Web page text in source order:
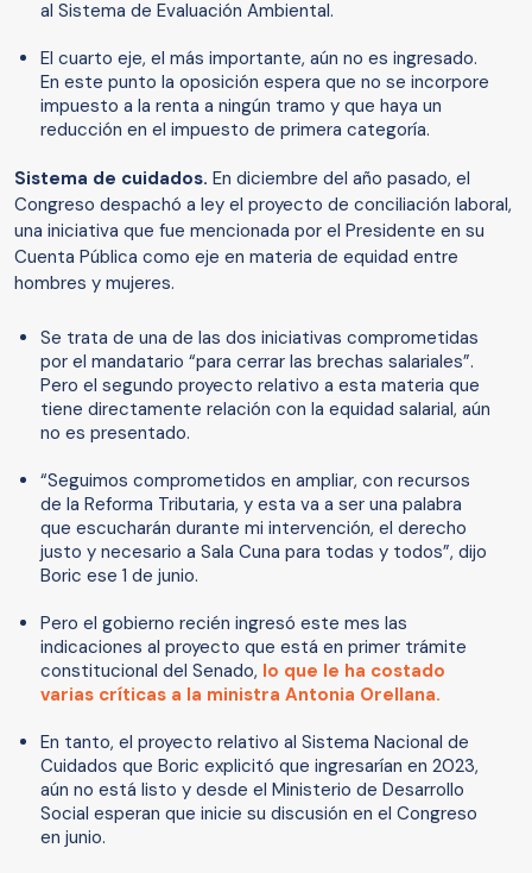
al Sistema de Evaluación Ambiental.
El cuarto eje, el más importante, aún no es ingresado.
En este punto la oposición espera que no se incorpore
impuesto a la renta a ningún tramo y que haya un
reducción en el impuesto de primera categoría.
Sistema de cuidados. En diciembre del año pasado, el
Congreso despachó a ley el proyecto de conciliación laboral,
una iniciativa que fue mencionada por el Presidente en su
Cuenta Pública como eje en materia de equidad entre
hombres y mujeres.
Se trata de una de las dos iniciativas comprometidas
por el mandatario “para cerrar las brechas salariales”.
Pero el segundo proyecto relativo a esta materia que
tiene directamente relación con la equidad salarial, aún
no es presentado.
“Seguimos comprometidos en ampliar, con recursos
de la Reforma Tributaria, y esta va a ser una palabra
que escucharán durante mi intervención, el derecho
justo y necesario a Sala Cuna para todas y todos”, dijo
Boric ese 1 de junio.
Pero el gobierno recién ingresó este mes las
indicaciones al proyecto que está en primer trámite
constitucional del Senado, lo que le ha costado
varias críticas a la ministra Antonia Orellana.
En tanto, el proyecto relativo al Sistema Nacional de
Cuidados que Boric explicitó que ingresarían en 2023,
aún no está listo y desde el Ministerio de Desarrollo
Social esperan que inicie su discusión en el Congreso
en junio.